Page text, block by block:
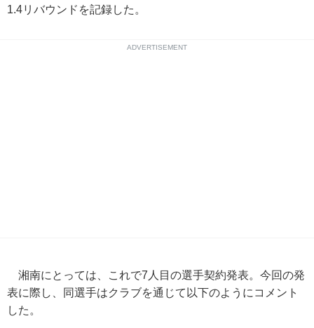
1.4リバウンドを記録した。
ADVERTISEMENT
湘南にとっては、これで7人目の選手契約発表。今回の発
表に際し、同選手はクラブを通じて以下のようにコメント
した。